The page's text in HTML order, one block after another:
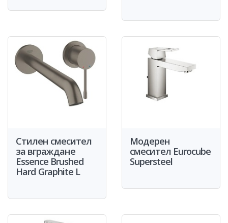
Стилен смесител
за вграждане
Essence Brushed
Hard Graphite L
Модерен
смесител Eurocube
Supersteel